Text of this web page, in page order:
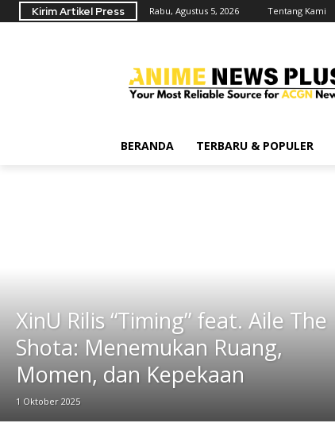
Kirim Artikel Press Rabu, Agustus 5, 2026 Tentang Kami
BERANDA TERBARU & POPULER
XinU Rilis “Timing” feat. Aile The
Shota: Menemukan Ruang,
Momen, dan Kepekaan
1 Oktober 2025